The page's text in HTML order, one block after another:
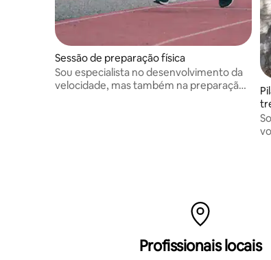
Sessão de preparação física
Sou especialista no desenvolvimento da
velocidade, mas também na preparação
Profissionais locais